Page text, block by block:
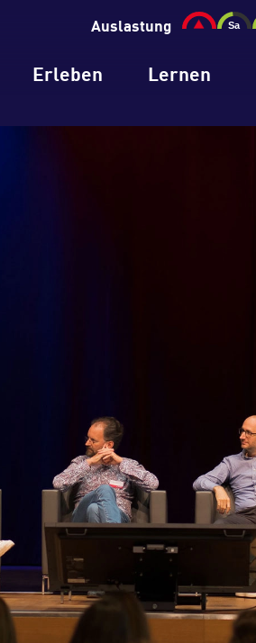
Auslastung
Erleben Lernen